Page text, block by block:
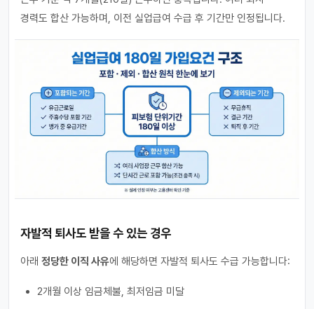
경력도 합산 가능하며, 이전 실업급여 수급 후 기간만 인정됩니다.
자발적 퇴사도 받을 수 있는 경우
아래 정당한 이직 사유에 해당하면 자발적 퇴사도 수급 가능합니다:
2개월 이상 임금체불, 최저임금 미달